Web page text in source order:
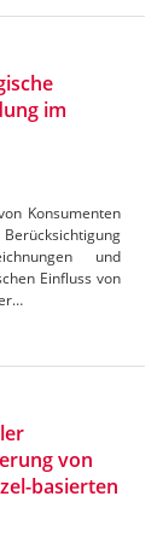
im
Konsumenten
und
Einfluss von
von
basierten